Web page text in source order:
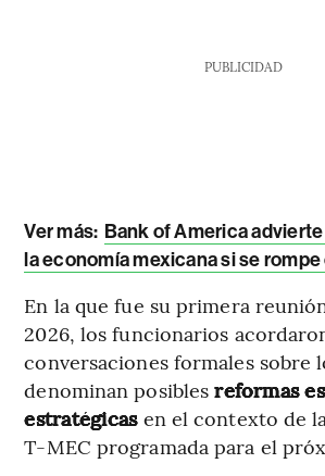
PUBLICIDAD
Ver más: Bank of America
la economía mexicana si se rompe
En la que fue su primera
2026, los funcionarios
conversaciones formales sobre
denominan posiblesreformas
estratégicas en el contexto de
T-MEC programada para el